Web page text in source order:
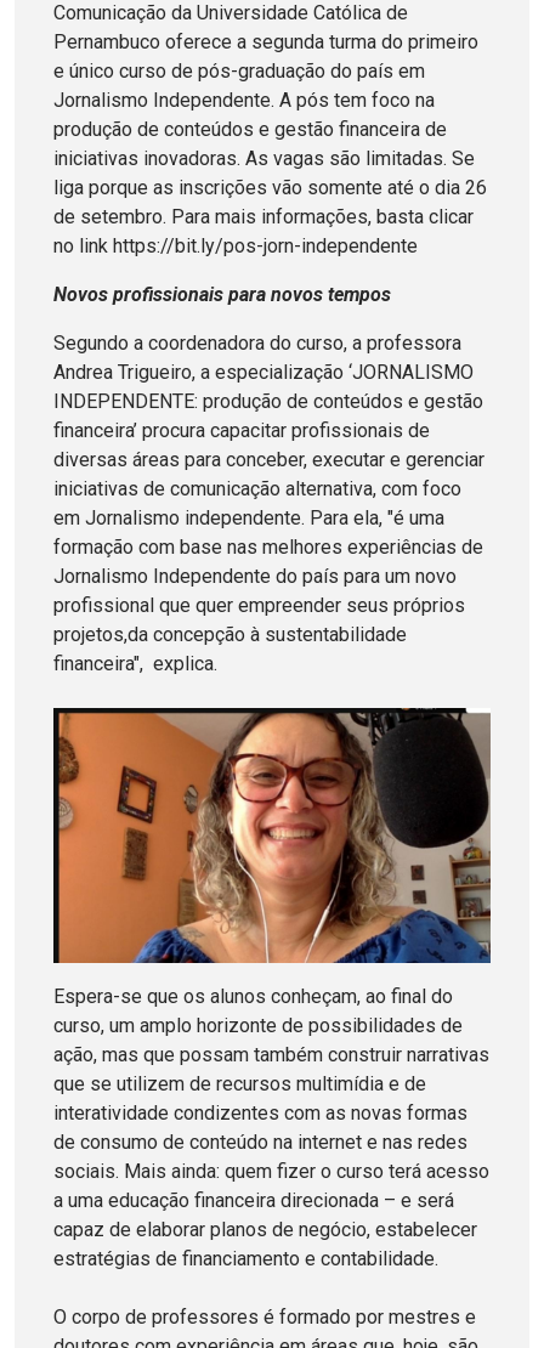
Comunicação da Universidade Católica de
Pernambuco oferece a segunda turma do primeiro
e único curso de pós-graduação do país em
Jornalismo Independente. A pós tem foco na
produção de conteúdos e gestão financeira de
iniciativas inovadoras. As vagas são limitadas. Se
liga porque as inscrições vão somente até o dia 26
de setembro. Para mais informações, basta clicar
no link https://bit.ly/pos-jorn-independente
Novos profissionais para novos tempos
Segundo a coordenadora do curso, a professora
Andrea Trigueiro, a especialização ‘JORNALISMO
INDEPENDENTE: produção de conteúdos e gestão
financeira’ procura capacitar profissionais de
diversas áreas para conceber, executar e gerenciar
iniciativas de comunicação alternativa, com foco
em Jornalismo independente. Para ela, "é uma
formação com base nas melhores experiências de
Jornalismo Independente do país para um novo
profissional que quer empreender seus próprios
projetos,da concepção à sustentabilidade
financeira", explica.
Espera-se que os alunos conheçam, ao final do
curso, um amplo horizonte de possibilidades de
ação, mas que possam também construir narrativas
que se utilizem de recursos multimídia e de
interatividade condizentes com as novas formas
de consumo de conteúdo na internet e nas redes
sociais. Mais ainda: quem fizer o curso terá acesso
a uma educação financeira direcionada – e será
capaz de elaborar planos de negócio, estabelecer
estratégias de financiamento e contabilidade.
O corpo de professores é formado por mestres e